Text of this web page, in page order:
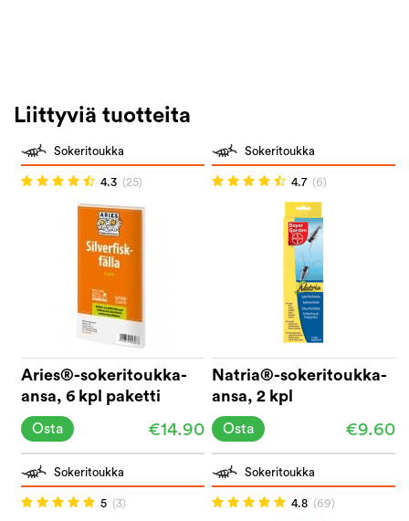
Liittyviä tuotteita
Sokeritoukka
4.3 (25)
Aries®-sokeritoukka-
ansa, 6 kpl paketti
€14.90
Osta
Sokeritoukka
4.7 (6)
Natria®-sokeritoukka-
ansa, 2 kpl
€9.60
Osta
Sokeritoukka
5 (3)
Sokeritoukka
4.8 (69)